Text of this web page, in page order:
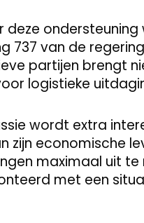
deze
737 van de
partijen brengt
logistieke
wordt extra
zijn economische
maximaal uit
met een